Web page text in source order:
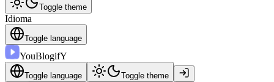
Toggle theme
Idioma
Toggle language
YouBlogifY
Toggle language Toggle theme